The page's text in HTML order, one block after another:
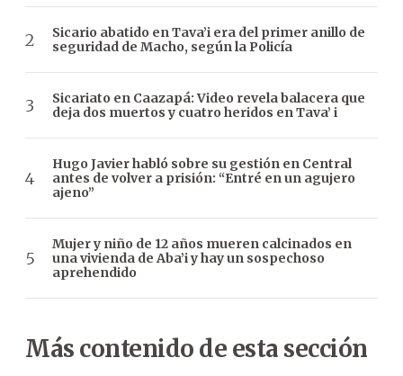
Sicario abatido en Tava’i era del primer anillo de
seguridad de Macho, según la Policía
Sicariato en Caazapá: Video revela balacera que
deja dos muertos y cuatro heridos en Tava’ i
Hugo Javier habló sobre su gestión en Central
antes de volver a prisión: “Entré en un agujero
ajeno”
Mujer y niño de 12 años mueren calcinados en
una vivienda de Aba’i y hay un sospechoso
aprehendido
Más contenido de esta sección